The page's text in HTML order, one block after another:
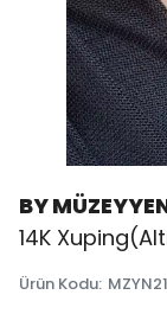
BY
14K
Ürün Kodu: